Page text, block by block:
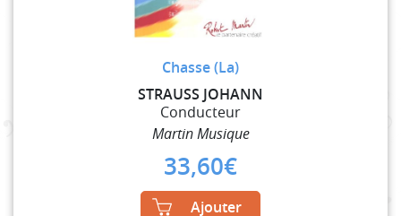
Chasse (La)
STRAUSS JOHANN
Conducteur
Martin Musique
33,60€
Ajouter